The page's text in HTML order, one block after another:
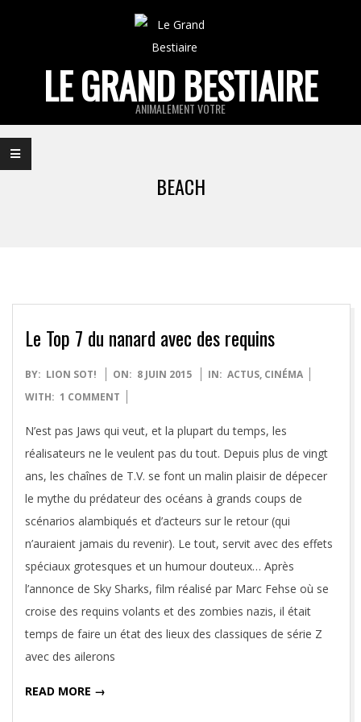
LE GRAND BESTIAIRE
ANIMALEMENT VOTRE
Primary
Navigation
BEACH
Le Top 7 du nanard avec des requins
2015-
06-
BY: LION SOT! ON: 8 JUIN 2015 IN: ACTUS, CINÉMA
WITH: 1 COMMENT
N’est pas Jaws qui veut, et la plupart du temps, les
réalisateurs ne le veulent pas du tout. Depuis plus de vingt
ans, les chaînes de T.V. se font un malin plaisir de dépecer
le mythe du prédateur des océans à grands coups de
scénarios alambiqués et d’acteurs sur le retour (qui
n’auraient jamais du revenir). Le tout, servit avec des effets
spéciaux grotesques et un humour douteux… Après
l’annonce de Sky Sharks, film réalisé par Marc Fehse où se
croise des requins volants et des zombies nazis, il était
temps de faire un état des lieux des classiques de série Z
avec des ailerons
READ MORE →